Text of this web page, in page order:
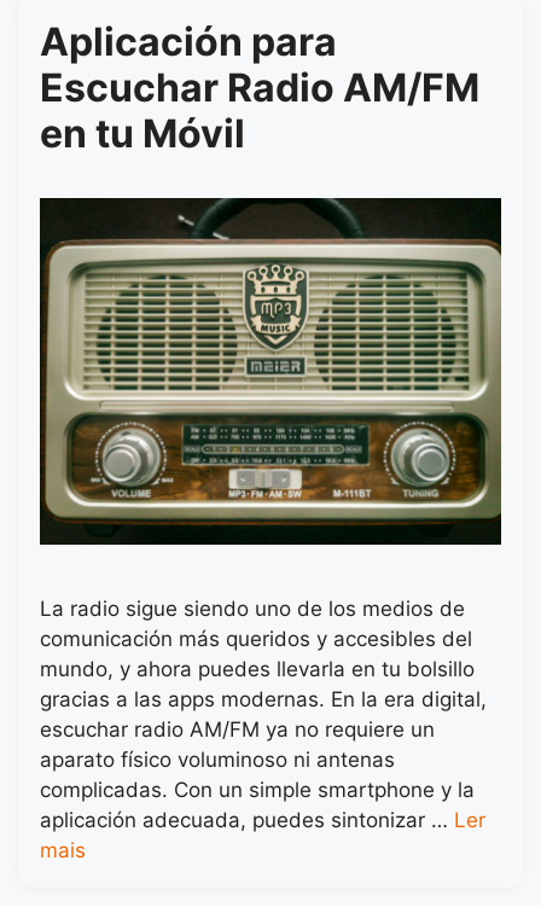
Aplicación para
Escuchar Radio AM/FM
en tu Móvil
La radio sigue siendo uno de los medios de
comunicación más queridos y accesibles del
mundo, y ahora puedes llevarla en tu bolsillo
gracias a las apps modernas. En la era digital,
escuchar radio AM/FM ya no requiere un
aparato físico voluminoso ni antenas
complicadas. Con un simple smartphone y la
aplicación adecuada, puedes sintonizar … Ler
mais